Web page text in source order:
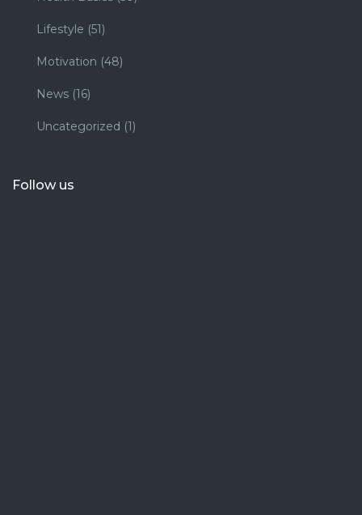
Lifestyle (51)
Motivation (48)
News (16)
Uncategorized (1)
Follow us